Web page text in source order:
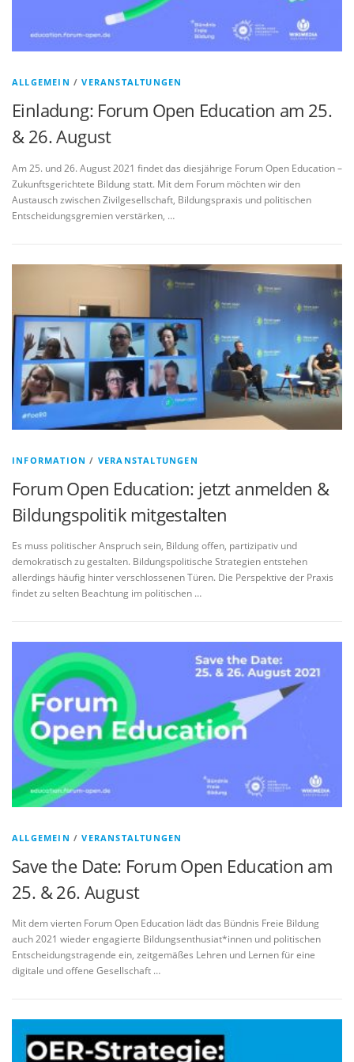
ALLGEMEIN /VERANSTALTUNGEN
Einladung: Forum Open Education am 25.
& 26. August
Am 25. und 26. August 2021 findet das diesjährige Forum Open Education –
Zukunftsgerichtete Bildung statt. Mit dem Forum möchten wir den
Austausch zwischen Zivilgesellschaft, Bildungspraxis und politischen
Entscheidungsgremien verstärken, …
INFORMATION / VERANSTALTUNGEN
Forum Open Education: jetzt anmelden &
Bildungspolitik mitgestalten
Es muss politischer Anspruch sein, Bildung offen, partizipativ und
demokratisch zu gestalten. Bildungspolitische Strategien entstehen
allerdings häufig hinter verschlossenen Türen. Die Perspektive der Praxis
findet zu selten Beachtung im politischen …
ALLGEMEIN /VERANSTALTUNGEN
Save the Date: Forum Open Education am
25. & 26. August
Mit dem vierten Forum Open Education lädt das Bündnis Freie Bildung
auch 2021 wieder engagierte Bildungsenthusiat*innen und politischen
Entscheidungstragende ein, zeitgemäßes Lehren und Lernen für eine
digitale und offene Gesellschaft …